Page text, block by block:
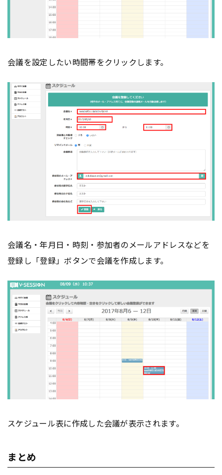
会議を設定したい時間帯をクリックします。
会議名・年月日・時刻・参加者のメールアドレスなどを
登録し「登録」ボタンで会議を作成します。
スケジュール表に作成した会議が表示されます。
まとめ